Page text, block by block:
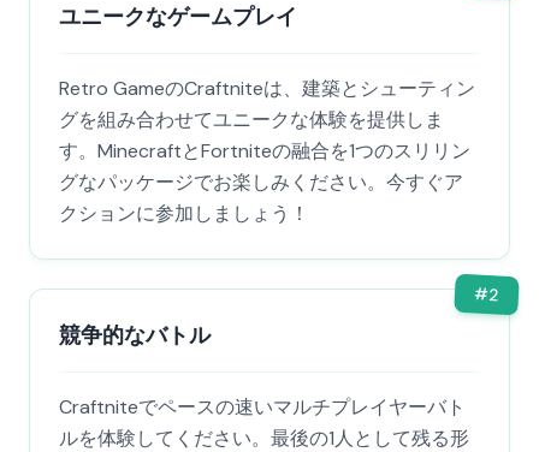
ユニークなゲームプレイ
Retro GameのCraftniteは、建築とシューティン
グを組み合わせてユニークな体験を提供しま
す。MinecraftとFortniteの融合を1つのスリリン
グなパッケージでお楽しみください。今すぐア
クションに参加しましょう！
#2
競争的なバトル
Craftniteでペースの速いマルチプレイヤーバト
ルを体験してください。最後の1人として残る形